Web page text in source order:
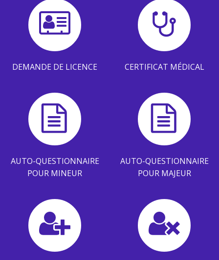
DEMANDE DE LICENCE CERTIFICAT MÉDICAL
AUTO-QUESTIONNAIRE
POUR MINEUR
AUTO-QUESTIONNAIRE
POUR MAJEUR